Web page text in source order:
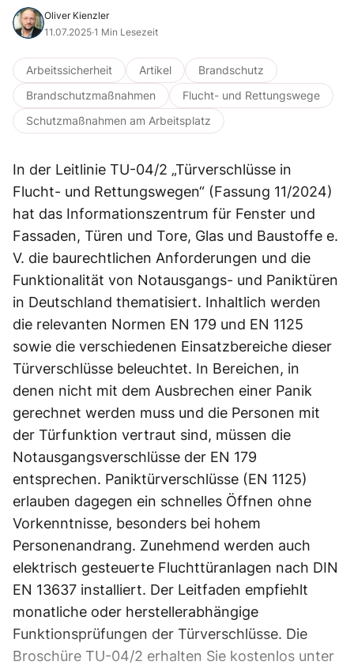
Oliver Kienzler
11.07.2025·1 Min Lesezeit
Arbeitssicherheit Artikel
Brandschutz
Brandschutzmaßnahmen
Flucht- und Rettungswege
Schutzmaßnahmen am Arbeitsplatz
In der Leitlinie TU-04/2 „Türverschlüsse in
Flucht- und Rettungswegen“ (Fassung 11/2024)
hat das Informationszentrum für Fenster und
Fassaden, Türen und Tore, Glas und Baustoffe e.
V. die baurechtlichen Anforderungen und die
Funktionalität von Notausgangs- und Paniktüren
in Deutschland thematisiert. Inhaltlich werden
die relevanten Normen EN 179 und EN 1125
sowie die verschiedenen Einsatzbereiche dieser
Türverschlüsse beleuchtet. In Bereichen, in
denen nicht mit dem Ausbrechen einer Panik
gerechnet werden muss und die Personen mit
der Türfunktion vertraut sind, müssen die
Notausgangsverschlüsse der EN 179
entsprechen. Paniktürverschlüsse (EN 1125)
erlauben dagegen ein schnelles Öffnen ohne
Vorkenntnisse, besonders bei hohem
Personenandrang. Zunehmend werden auch
elektrisch gesteuerte Fluchttüranlagen nach DIN
EN 13637 installiert. Der Leitfaden empfiehlt
monatliche oder herstellerabhängige
Funktionsprüfungen der Türverschlüsse. Die
Broschüre TU-04/2 erhalten Sie kostenlos unter